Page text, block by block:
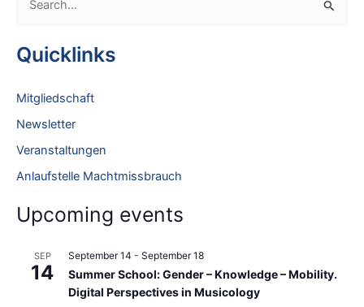
r
:
Quicklinks
Mitgliedschaft
Newsletter
Veranstaltungen
Anlaufstelle Machtmissbrauch
Upcoming events
SEP
14
September 14 - September 18
Summer School: Gender – Knowledge – Mobility.
Digital Perspectives in Musicology